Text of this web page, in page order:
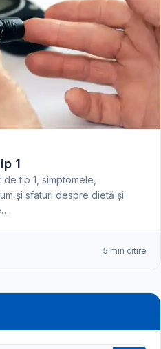
1
tip 1, simptomele,
și sfaturi despre dietă și
5 min citire